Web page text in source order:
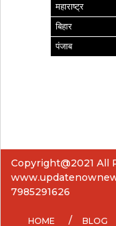
महाराष्ट्र
बिहार
पंजाब
Copyright@2021 All
7985291626
HOME BLOG